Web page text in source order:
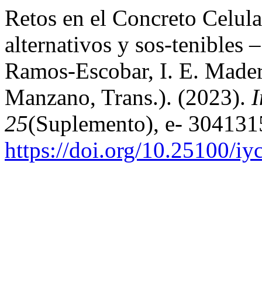
Retos en el Concreto
alternativos y sos-tenibles
Ramos-Escobar, I. E.
Manzano, Trans.). (2023).
25(Suplemento), e-
https://doi.org/10.25100/